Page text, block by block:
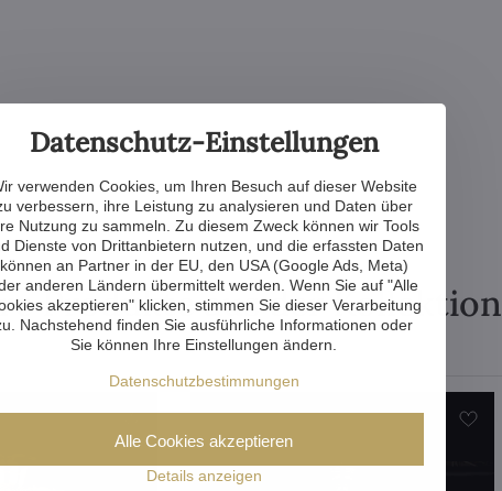
Produkte aus der Kollektion
Datenschutz-Einstellungen
verwenden Cookies, um Ihren Besuch auf dieser Website
verbessern, ihre Leistung zu analysieren und Daten über
Nutzung zu sammeln. Zu diesem Zweck können wir Tools
Dienste von Drittanbietern nutzen, und die erfassten Daten
können an Partner in der EU, den USA (Google Ads, Meta)
anderen Ländern übermittelt werden. Wenn Sie auf "Alle
akzeptieren" klicken, stimmen Sie dieser Verarbeitung
Nachstehend finden Sie ausführliche Informationen oder
Sie können Ihre Einstellungen ändern.
Datenschutzbestimmungen
Details anzeigen
Alle Cookies akzeptieren